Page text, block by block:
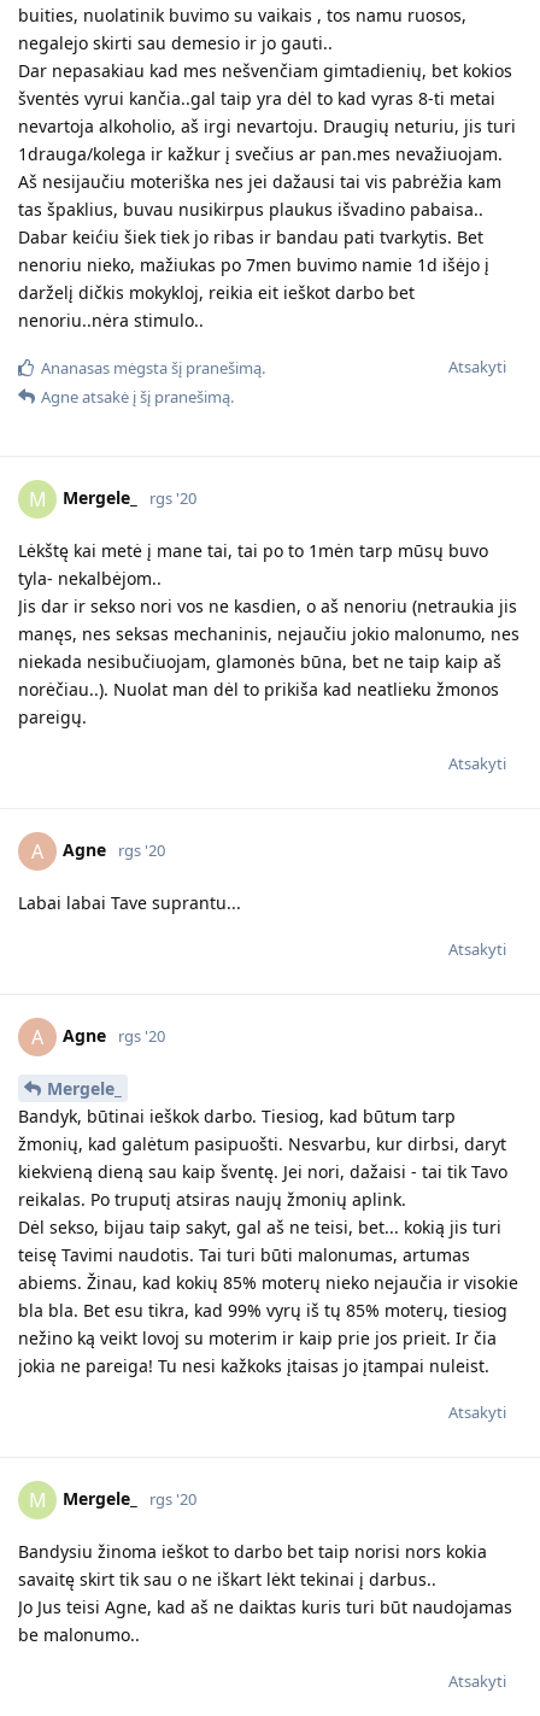
buities, nuolatinik buvimo su vaikais , tos namu ruosos,
negalejo skirti sau demesio ir jo gauti..
Dar nepasakiau kad mes nešvenčiam gimtadienių, bet kokios
šventės vyrui kančia..gal taip yra dėl to kad vyras 8-ti metai
nevartoja alkoholio, aš irgi nevartoju. Draugių neturiu, jis turi
1drauga/kolega ir kažkur į svečius ar pan.mes nevažiuojam.
Aš nesijaučiu moteriška nes jei dažausi tai vis pabrėžia kam
tas špaklius, buvau nusikirpus plaukus išvadino pabaisa..
Dabar keićiu šiek tiek jo ribas ir bandau pati tvarkytis. Bet
nenoriu nieko, mažiukas po 7men buvimo namie 1d išėjo į
darželį dičkis mokykloj, reikia eit ieškot darbo bet
nenoriu..nėra stimulo..
Atsakyti
Ananasas mėgsta šį pranešimą.
Agneatsakė į šį pranešimą.
M Mergele_ rgs '20
Lėkštę kai metė į mane tai, tai po to 1mėn tarp mūsų buvo
tyla- nekalbėjom..
Jis dar ir sekso nori vos ne kasdien, o aš nenoriu (netraukia jis
manęs, nes seksas mechaninis, nejaučiu jokio malonumo, nes
niekada nesibučiuojam, glamonės būna, bet ne taip kaip aš
norėčiau..). Nuolat man dėl to prikiša kad neatlieku žmonos
pareigų.
Atsakyti
A Agne rgs '20
Labai labai Tave suprantu...
Atsakyti
A Agne rgs '20
Mergele_
Bandyk, būtinai ieškok darbo. Tiesiog, kad būtum tarp
žmonių, kad galėtum pasipuošti. Nesvarbu, kur dirbsi, daryt
kiekvieną dieną sau kaip šventę. Jei nori, dažaisi - tai tik Tavo
reikalas. Po truputį atsiras naujų žmonių aplink.
Dėl sekso, bijau taip sakyt, gal aš ne teisi, bet... kokią jis turi
teisę Tavimi naudotis. Tai turi būti malonumas, artumas
abiems. Žinau, kad kokių 85% moterų nieko nejaučia ir visokie
bla bla. Bet esu tikra, kad 99% vyrų iš tų 85% moterų, tiesiog
nežino ką veikt lovoj su moterim ir kaip prie jos prieit. Ir čia
jokia ne pareiga! Tu nesi kažkoks įtaisas jo įtampai nuleist.
Atsakyti
M Mergele_ rgs '20
Bandysiu žinoma ieškot to darbo bet taip norisi nors kokia
savaitę skirt tik sau o ne iškart lėkt tekinai į darbus..
Jo Jus teisi Agne, kad aš ne daiktas kuris turi būt naudojamas
be malonumo..
Atsakyti